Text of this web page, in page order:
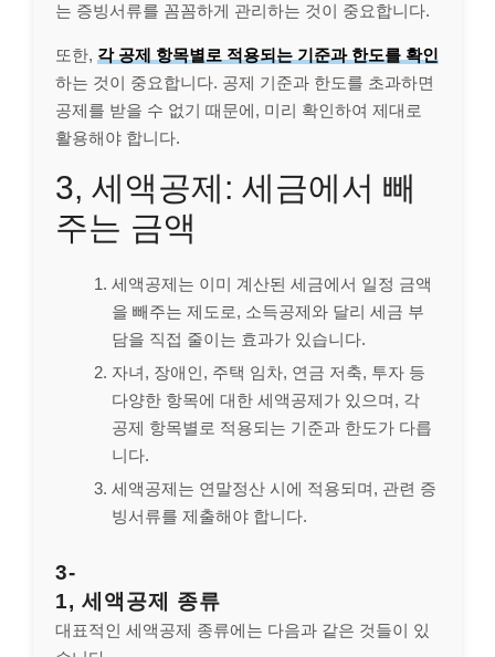
는 증빙서류를 꼼꼼하게 관리하는 것이 중요합니다.
또한, 각 공제 항목별로 적용되는 기준과 한도를 확인
하는 것이 중요합니다. 공제 기준과 한도를 초과하면
공제를 받을 수 없기 때문에, 미리 확인하여 제대로
활용해야 합니다.
3, 세액공제: 세금에서 빼
주는 금액
세액공제는 이미 계산된 세금에서 일정 금액
을 빼주는 제도로, 소득공제와 달리 세금 부
담을 직접 줄이는 효과가 있습니다.
자녀, 장애인, 주택 임차, 연금 저축, 투자 등
다양한 항목에 대한 세액공제가 있으며, 각
공제 항목별로 적용되는 기준과 한도가 다릅
니다.
세액공제는 연말정산 시에 적용되며, 관련 증
빙서류를 제출해야 합니다.
3-
1, 세액공제 종류
대표적인 세액공제 종류에는 다음과 같은 것들이 있